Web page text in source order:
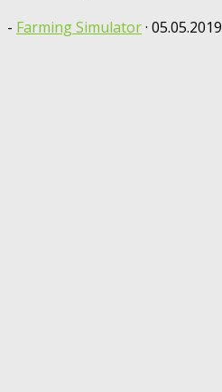
- Farming Simulator· 05.05.2019